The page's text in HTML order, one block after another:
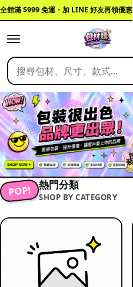
全館滿 $999 免運・加 LINE 好友再領優惠
POP! 熱門分類
SHOP BY CATEGORY